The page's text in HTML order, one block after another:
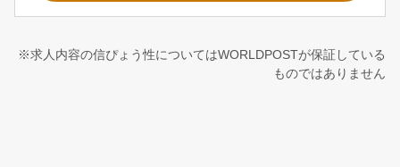
※求人内容の信ぴょう性についてはWORLDPOSTが保証している
ものではありません